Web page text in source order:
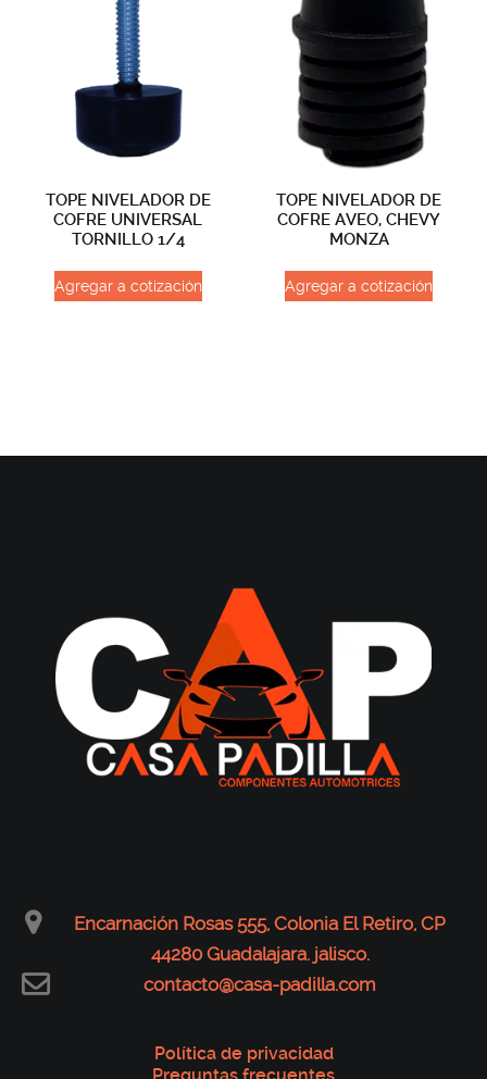
TOPE NIVELADOR DE
COFRE UNIVERSAL
TORNILLO 1/4
Agregar a cotización
TOPE NIVELADOR DE
COFRE AVEO, CHEVY
MONZA
Agregar a cotización
Encarnación Rosas 555, Colonia El Retiro, CP
44280 Guadalajara. jalisco.
contacto@casa-padilla.com
Política de privacidad